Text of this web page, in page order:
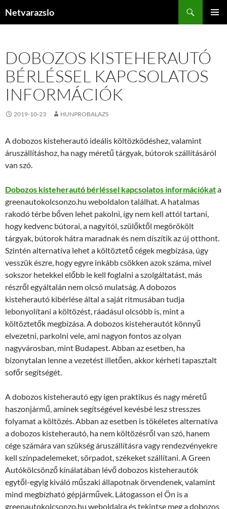
Netvarazslo
DOBOZOS KISTEHERAUTÓ
BÉRLÉSSEL KAPCSOLATOS
INFORMÁCIÓK
2019-10-23 HUNPROBALAZS
A dobozos kisteherautó ideális költözködéshez, valamint
áruszállításhoz, ha nagy méretű tárgyak, bútorok szállításáról
van szó.
Dobozos kisteherautó bérléssel kapcsolatos információkata
greenautokolcsonzo.hu weboldalon találhat. A hatalmas
rakodó térbe bőven lehet pakolni, így nem kell attól tartani,
hogy kedvenc bútorai, a nagyitól, szülőktől megörökölt
tárgyak, bútorok hátra maradnak és nem díszítik az új otthont.
Szintén alternatíva lehet a költöztető cégek megbízása, úgy
vesszük észre, hogy egyre inkább csökken azok száma, mivel
sokszor hetekkel előbb le kell foglalni a szolgáltatást, más
részről egyáltalán nem olcsó mulatság. A dobozos
kisteherautó kibérlése által a saját ritmusában tudja
lebonyolítani a költözést, ráadásul olcsóbb is, mint a
költöztetők megbízása. A dobozos kisteherautót könnyű
elvezetni, parkolni vele, ami nagyon fontos az olyan
nagyvárosban, mint Budapest. Abban az esetben, ha
bizonytalan lenne a vezetést illetően, akkor kérheti tapasztalt
sofőr segítségét.
A dobozos kisteherautó egy igen praktikus és nagy méretű
haszonjármű, aminek segítségével kevésbé lesz stresszes
folyamat a költözés. Abban az esetben is tökéletes alternatíva
a dobozos kisteherautó, ha nem költözésről van szó, hanem
cége számára van szükség áruszállításra vagy rendezvényekre
kell színpadelemeket, sörpadot, székeket szállítani. A Green
Autókölcsönző kínálatában lévő dobozos kisteherautók
egytől-egyig kiváló műszaki állapotnak örvendenek, valamint
mind megbízható gépjárművek. Látogasson el Ön is a
greenautokolcsonzo.hu weboldalra és tekintse meg a dobozos